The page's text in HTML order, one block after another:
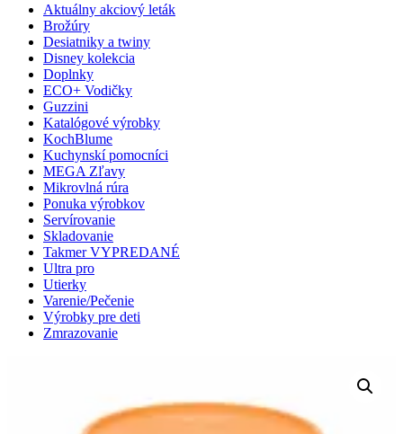
Aktuálny akciový leták
Brožúry
Desiatniky a twiny
Disney kolekcia
Doplnky
ECO+ Vodičky
Guzzini
Katalógové výrobky
KochBlume
Kuchynskí pomocníci
MEGA Zľavy
Mikrovlná rúra
Ponuka výrobkov
Servírovanie
Skladovanie
Takmer VYPREDANÉ
Ultra pro
Utierky
Varenie/Pečenie
Výrobky pre deti
Zmrazovanie